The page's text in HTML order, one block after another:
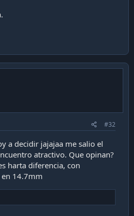
#32
a decidir jajajaa me salio el
atractivo. Que opinan?
harta diferencia, con
14.7mm